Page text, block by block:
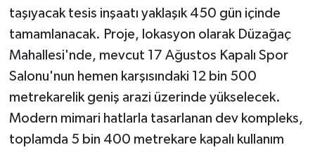
taşıyacak tesis inşaatı yaklaşık 450 gün içinde
tamamlanacak. Proje, lokasyon olarak Düzağaç
Mahallesi'nde, mevcut 17 Ağustos Kapalı Spor
Salonu'nun hemen karşısındaki 12 bin 500
metrekarelik geniş arazi üzerinde yükselecek.
Modern mimari hatlarla tasarlanan dev kompleks,
toplamda 5 bin 400 metrekare kapalı kullanım